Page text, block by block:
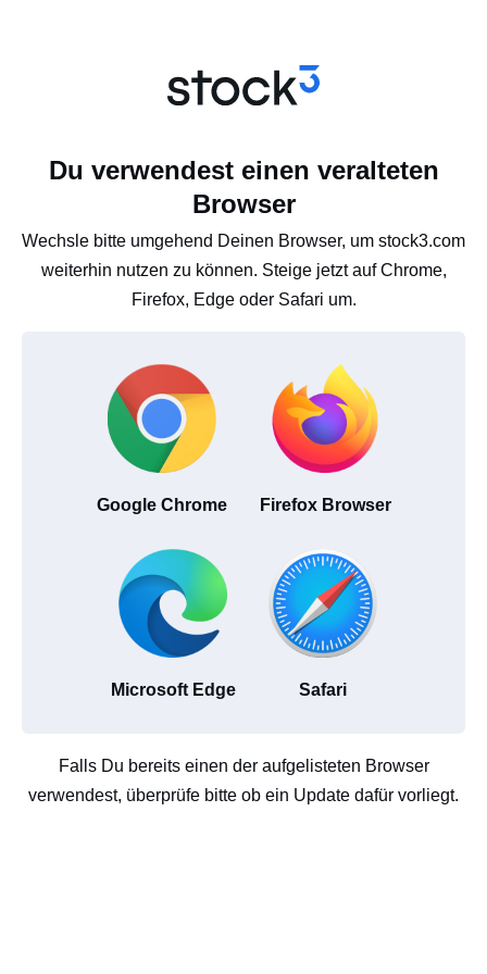
Du verwendest einen veralteten
Browser
Wechsle bitte umgehend Deinen Browser, um stock3.com
weiterhin nutzen zu können. Steige jetzt auf Chrome,
Firefox, Edge oder Safari um.
Google Chrome Firefox Browser
Microsoft Edge Safari
Falls Du bereits einen der aufgelisteten Browser
verwendest, überprüfe bitte ob ein Update dafür vorliegt.